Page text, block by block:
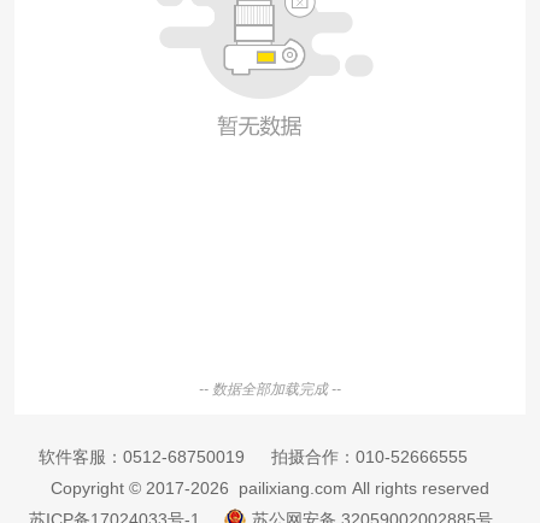
-- 数据全部加载完成 --
软件客服： 0512-68750019 拍摄合作： 010-52666555
Copyright © 2017-2026 pailixiang.com All rights reserved
苏ICP备17024033号-1
苏公网安备 32059002002885号